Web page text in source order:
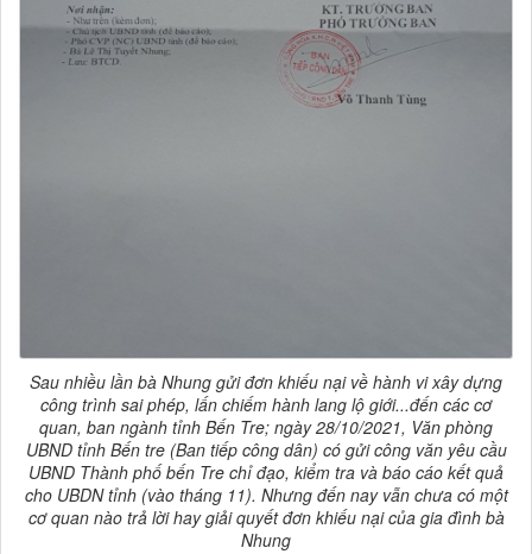
Sau nhiều lần bà Nhung gửi đơn khiếu nại về hành vi xây dựng
công trình sai phép, lấn chiếm hành lang lộ giới...đến các cơ
quan, ban ngành tỉnh Bến Tre; ngày 28/10/2021, Văn phòng
UBND tỉnh Bến tre (Ban tiếp công dân) có gửi công văn yêu cầu
UBND Thành phố bến Tre chỉ đạo, kiểm tra và báo cáo kết quả
cho UBDN tỉnh (vào tháng 11). Nhưng đến nay vẫn chưa có một
cơ quan nào trả lời hay giải quyết đơn khiếu nại của gia đình bà
Nhung